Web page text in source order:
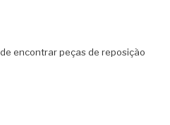
encontrar peças de reposição